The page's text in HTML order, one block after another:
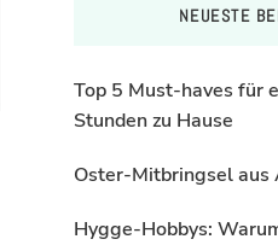
NEUESTE
Top 5 Must-haves für
Stunden zu Hause
Oster-Mitbringsel
Hygge-Hobbys: